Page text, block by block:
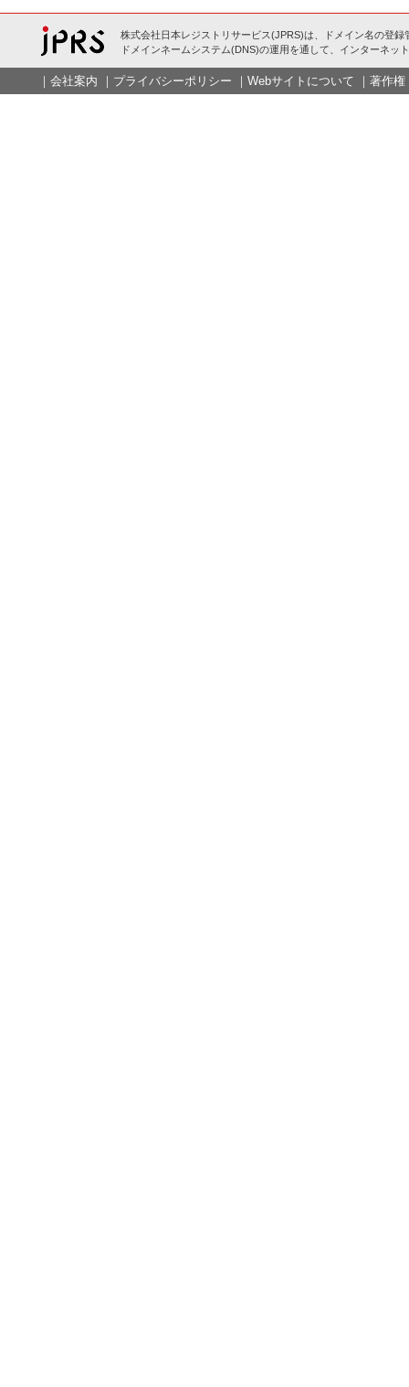
株式会社日本レジストリサービス(JPRS)は、ドメイン名の登録
ドメインネームシステム(DNS)の運用を通して、インターネッ
｜ 会社案内 ｜ プライバシーポリシー ｜ Webサイトについて ｜ 著作権